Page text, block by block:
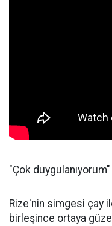
"Çok duygulanıyorum"
Rize'nin simgesi çay
birleşince ortaya